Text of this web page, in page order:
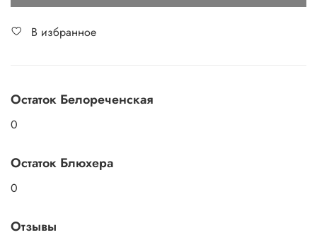
В избранное
Остаток Белореченская
0
Остаток Блюхера
0
Отзывы